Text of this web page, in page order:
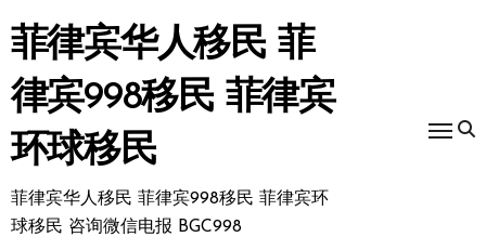
转
到
内
容
菲律宾华人移民 菲
律宾998移民 菲律宾
环球移民
菲律宾华人移民 菲律宾998移民 菲律宾环
球移民 咨询微信电报 BGC998